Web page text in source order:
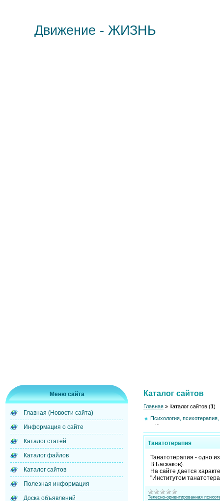
Движение - ЖИЗНЬ
Меню сайта
Главная (Новости сайта)
Информация о сайте
Каталог статей
Каталог файлов
Каталог сайтов
Полезная информация
Доска объявлений
Каталог сайтов
Главная » Каталог сайтов (1)
Психология,
...
Танатотерапия
Танатотерапия - одно
В.Баскаков).
На сайте дается
"Институтом
Телесно-ориентированная